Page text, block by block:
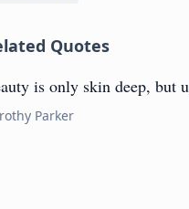
Quotes
is only skin deep, but
Parker